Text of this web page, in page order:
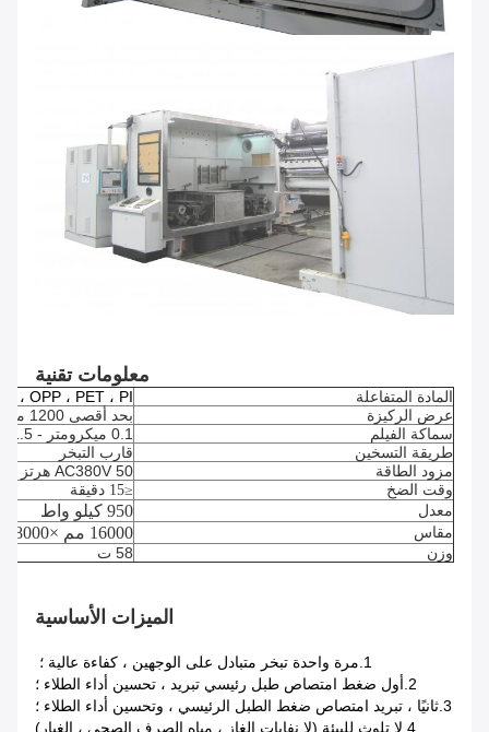
معلومات تقنية
المادة المتفاعلة
OPP ، PET ، PI ، إلخ.
عرض الركيزة
بحد أقصى 1200 ملم
سماكة الفيلم
0.1 ميكرومتر - 1.5 ميكرومتر
طريقة التسخين
قارب التبخر
مزود الطاقة
AC380V 50 هرتز + PE
وقت الضخ
≤15 دقيقة
معدل 950 كيلو واط
مقاس 16000 مم × 8000 مم ×
وزن 58 ت
الميزات الأساسية
1. مرة واحدة تبخر متبادل على الوجهين ، كفاءة عالية ؛
2. أول ضغط امتصاص طبل رئيسي تبريد ، تحسين أداء الطلاء ؛
3. ثانيًا ، تبريد امتصاص ضغط الطبل الرئيسي ، وتحسين أداء الطلاء ؛
4. لا تلوث للبيئة (لا نفايات الغاز ، مياه الصرف الصحي ، الغبار)